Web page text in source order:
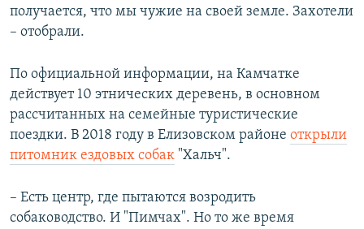
получается, что мы чужие на своей земле. Захотели
– отобрали.
По официальной информации, на Камчатке
действует 10 этнических деревень, в основном
рассчитанных на семейные туристические
поездки. В 2018 году в Елизовском районе открыли
питомник ездовых собак "Хальч".
– Есть центр, где пытаются возродить
собаководство. И "Пимчах". Но то же время